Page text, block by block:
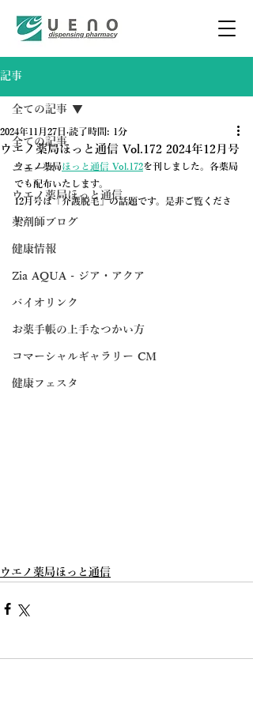
記事
全ての記事
ニュース
ウエノ薬局ほっと通信
薬剤師ブログ
健康情報
Zia AQUA - ジア・アクア
バイオリンク
お薬手帳の上手なつかい方
コマーシャルギャラリー CM
健康フェスタ
全ての記事
ウエノ薬局ほっと通信 Vol.172 2024年12月号
2024年11月27日 読了時間: 1分
ウエノ薬局ほっと通信 Vol.172を刊しました。各薬局
でも配布いたします。
12月号は「介護脱毛」の話題です。是非ご覧くださ
い。
ウエノ薬局ほっと通信